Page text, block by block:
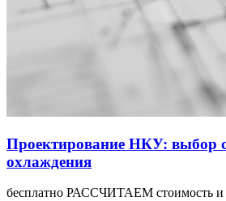
Проектирование НКУ: выбор
охлаждения
бесплатно РАССЧИТАЕМ стоимость и